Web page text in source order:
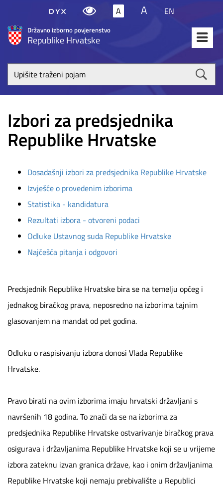
Državno izborno povjerenstvo
Republike Hrvatske
A A EN
Upišite
traženi
Izbori za predsjednika
Republike Hrvatske
Dosadašnji izbori za predsjednika Republike Hrvatske
Izvješće o provedenim izborima
Statistika - kandidatura
Rezultati izbora - otvoreni podaci
Odluke Ustavnog suda Republike Hrvatske
Najčešća pitanja i odgovori
Predsjednik Republike Hrvatske bira se na temelju općeg i
jednakog biračkog prava, neposredno na izborima tajnim
glasovanjem na mandat od pet godina.
Odluku o raspisivanju izbora donosi Vlada Republike
Hrvatske.
Pravo birati na ovim izborima imaju hrvatski državljani s
navršenih 18 godina. To znači da se na izborima za
predsjednika Republike Hrvatske ostvarivanje biračkog prava
osigurava i državljanima Republike Hrvatske koji se u vrijeme
izbora zateknu izvan granica države, kao i onim državljanima
Republike Hrvatske koji nemaju prebivalište u Republici